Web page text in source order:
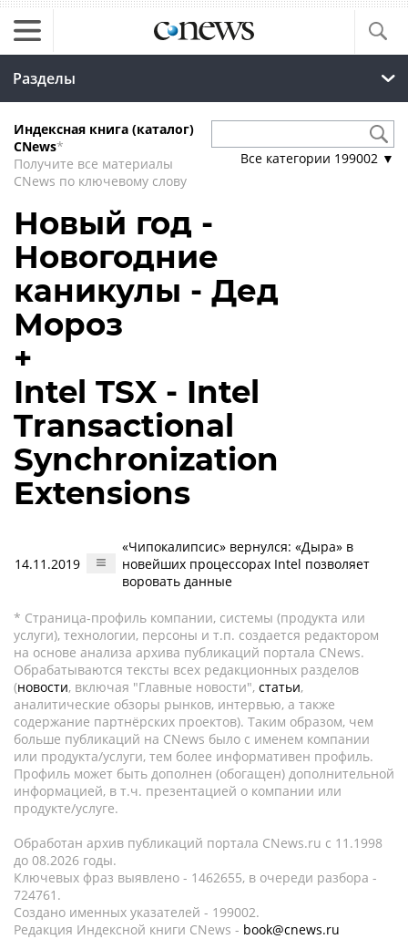
Разделы
Индексная книга (каталог)
CNews*
Получите все материалы
CNews по ключевому слову
Все категории 199002 ▼
Новый год -
Новогодние
каникулы - Дед
Мороз
+
Intel TSX - Intel
Transactional
Synchronization
Extensions
14.11.2019
«Чипокалипсис» вернулся: «Дыра» в
новейших процессорах Intel позволяет
воровать данные
* Страница-профиль компании, системы (продукта или
услуги), технологии, персоны и т.п. создается редактором
на основе анализа архива публикаций портала CNews.
Обрабатываются тексты всех редакционных разделов
(новости, включая "Главные новости", статьи,
аналитические обзоры рынков, интервью, а также
содержание партнёрских проектов). Таким образом, чем
больше публикаций на CNews было с именем компании
или продукта/услуги, тем более информативен профиль.
Профиль может быть дополнен (обогащен) дополнительной
информацией, в т.ч. презентацией о компании или
продукте/услуге.
Обработан архив публикаций портала CNews.ru c 11.1998
до 08.2026 годы.
Ключевых фраз выявлено - 1462655, в очереди разбора -
724761.
Создано именных указателей - 199002.
Редакция Индексной книги CNews - book@cnews.ru